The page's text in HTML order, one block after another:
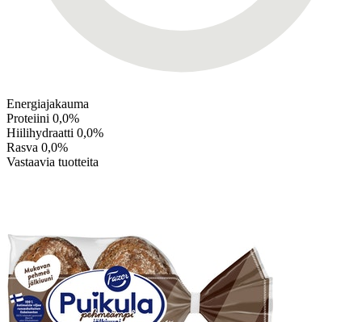
Energiajakauma
Proteiini 0,0%
Hiilihydraatti 0,0%
Rasva 0,0%
Vastaavia tuotteita